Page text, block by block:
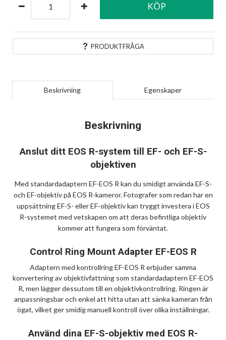
PRODUKTFRÅGA
KÖP
Beskrivning Egenskaper
Beskrivning
Anslut ditt EOS R-system till EF- och EF-S-
objektiven
Med standardadaptern EF-EOS R kan du smidigt använda EF-S-
och EF-objektiv på EOS R-kameror. Fotografer som redan har en
uppsättning EF-S- eller EF-objektiv kan tryggt investera i EOS
R-systemet med vetskapen om att deras befintliga objektiv
kommer att fungera som förväntat.
Control Ring Mount Adapter EF-EOS R
Adaptern med kontrollring EF-EOS R erbjuder samma
konvertering av objektivfattning som standardadaptern EF-EOS
R, men lägger dessutom till en objektivkontrollring. Ringen är
anpassningsbar och enkel att hitta utan att sänka kameran från
ögat, vilket ger smidig manuell kontroll över olika inställningar.
Använd dina EF-S-objektiv med EOS R-